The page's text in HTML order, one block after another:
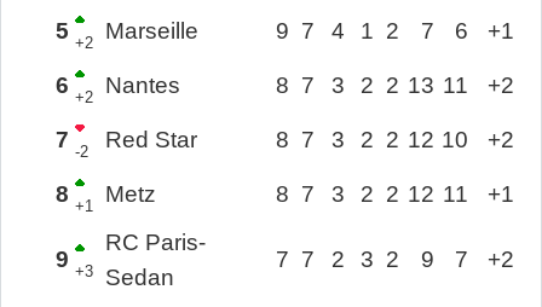
5 +2 Marseille 9 7 4 1 2 7 6 +1
6 +2 Nantes 8 7 3 2 2 13 11 +2
7 -2 Red Star 8 7 3 2 2 12 10 +2
8 +1 Metz 8 7 3 2 2 12 11 +1
9 +3
RC Paris-
Sedan
7 7 2 3 2 9 7 +2